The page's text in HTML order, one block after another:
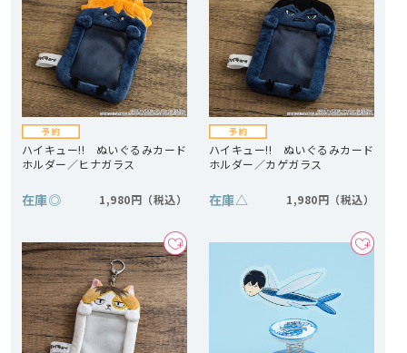
ハイキュー!! ぬいぐるみカード
ホルダー／ヒナガラス
在庫◎ 1,980円
ハイキュー!! ぬいぐるみカード
ホルダー／カゲガラス
在庫△ 1,980円